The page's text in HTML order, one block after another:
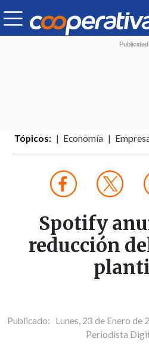
Tópicos: Economía
Spotify
reducción
Publicado: Lunes, 23 de Enero de
Periodista